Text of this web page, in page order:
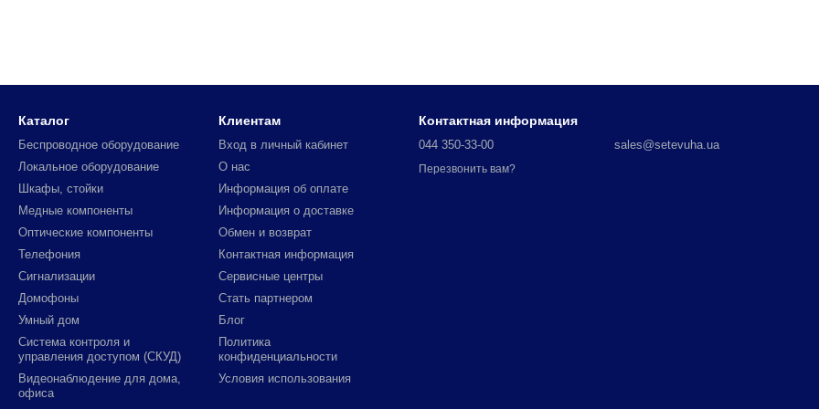
Каталог
Беспроводное оборудование
Локальное оборудование
Шкафы, стойки
Медные компоненты
Оптические компоненты
Телефония
Сигнализации
Домофоны
Умный дом
Система контроля и
управления доступом (СКУД)
Видеонаблюдение для дома,
офиса
Клиентам
Вход в личный кабинет
О нас
Информация об оплате
Информация о доставке
Обмен и возврат
Контактная информация
Сервисные центры
Стать партнером
Блог
Политика
конфиденциальности
Условия использования
Контактная информация
044 350-33-00
Перезвонить вам?
sales@setevuha.ua